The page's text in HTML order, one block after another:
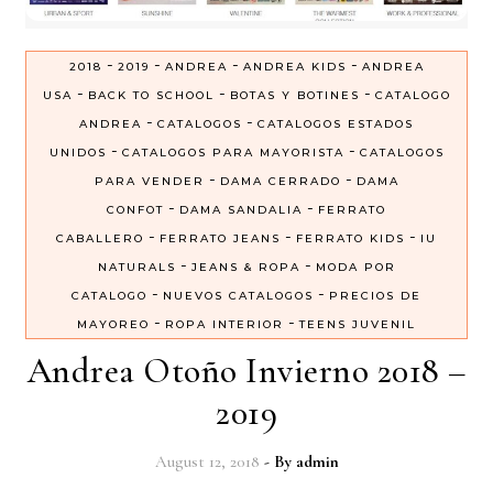
2018 - 2019 - ANDREA - ANDREA KIDS - ANDREA
USA - BACK TO SCHOOL - BOTAS Y BOTINES - CATALOGO
ANDREA - CATALOGOS - CATALOGOS ESTADOS
UNIDOS - CATALOGOS PARA MAYORISTA - CATALOGOS
PARA VENDER
- DAMA CERRADO - DAMA
CONFOT - DAMA SANDALIA - FERRATO
CABALLERO - FERRATO JEANS - FERRATO KIDS - IU
NATURALS - JEANS & ROPA - MODA POR
CATALOGO - NUEVOS CATALOGOS - PRECIOS DE
MAYOREO - ROPA INTERIOR -TEENS JUVENIL
Andrea Otoño Invierno 2018 –
2019
August 12, 2018 - By admin